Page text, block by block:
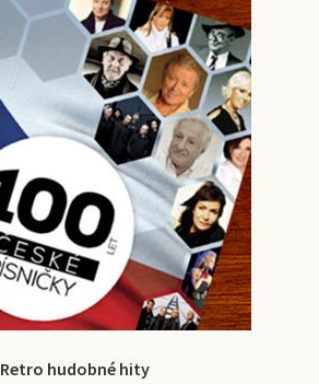
Retro hudobné hity